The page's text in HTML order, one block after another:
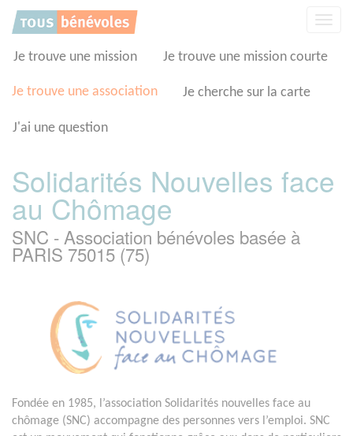
Je trouve une mission Je trouve une mission courte
Je trouve une association Je cherche sur la carte
J'ai une question
Solidarités Nouvelles face
au Chômage
SNC - Association bénévoles basée à
PARIS 75015 (75)
Fondée en 1985, l’association Solidarités nouvelles face au
chômage (SNC) accompagne des personnes vers l’emploi. SNC
Panneau de gestion des cookies